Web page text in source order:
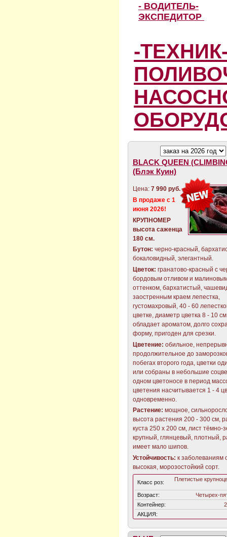
- ВОДИТЕЛЬ-
ЭКСПЕДИТОР
-
BLACK QUEEN
(Блэк Куин)
Цена: 7 990 руб.
В продаже с 1
июня 2026!
КРУПНОМЕР
высота саженца
180 см.
Бутон: черно-красный,
бокаловидный, элегантный.
Цветок: гранатово-красный с
бордовым отливом и
оттенком, бархатистый,
заостренным краем лепестка,
густомахровый, 40 - 60
цветке, диаметр цветка 8 - 10
обладает ароматом, долго
форму, пригоден для срезки.
Цветение: обильное,
продолжительное до
побегах второго года, цветки
или собраны в небольшие
одном цветоносе в период
цветения насчитывается 1 - 4
одновременно.
Растение: мощное,
высота растения 200 - 300 см,
куста 250 х 200 см, лист тёмно-
крупный, глянцевый, плотный,
имеет мало шипов.
Устойчивость: к заболеваниям
высокая, морозостойкий сорт.
Класс роз: Плетистые
Возраст:
Четырех-
Контейнер:
АКЦИЯ: